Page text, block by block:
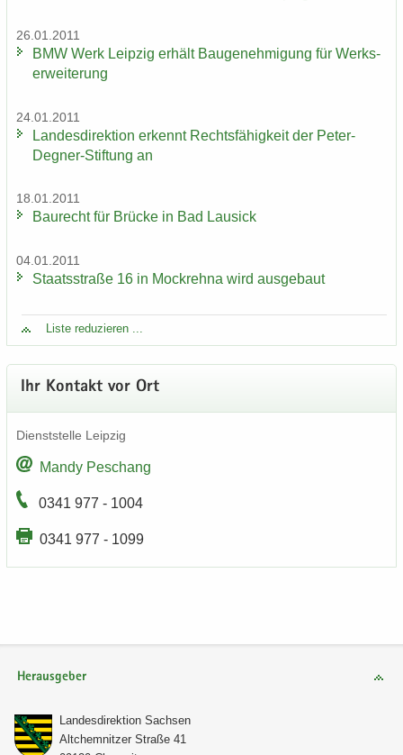
26.01.2011
BMW Werk Leip­zig er­hält Bau­ge­neh­mi­gung für Werks­
er­wei­te­rung
24.01.2011
Lan­des­di­rek­ti­on er­kennt Rechts­fä­hig­keit der Peter-​
Degner-Stiftung an
18.01.2011
Bau­recht für Brü­cke in Bad Lau­sick
04.01.2011
Staats­stra­ße 16 in Mock­reh­na wird aus­ge­baut
Liste re­du­zie­ren ...
Ihr Kon­takt vor Ort
Dienst­stel­le Leip­zig
Mandy Peschang
0341 977 - 1004
0341 977 - 1099
Herausgeber
Lan­des­di­rek­ti­on Sach­sen
Alt­chem­nit­zer Stra­ße 41